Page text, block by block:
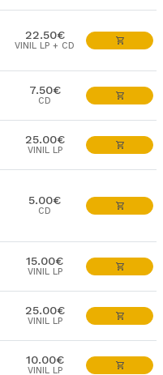
22.50€
VINIL LP + CD
7.50€
CD
25.00€
VINIL LP
5.00€
CD
15.00€
VINIL LP
25.00€
VINIL LP
10.00€
VINIL LP